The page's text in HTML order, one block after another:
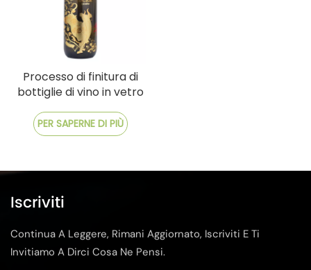
Processo di finitura di
bottiglie di vino in vetro
decalcomania
PER SAPERNE DI PIÙ
Iscriviti
Continua A Leggere, Rimani Aggiornato, Iscriviti E Ti
Invitiamo A Dirci Cosa Ne Pensi.